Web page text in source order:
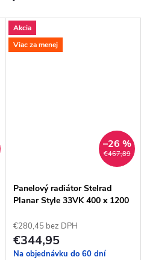
Akcia
Viac za menej
€467,89
–26 %
Panelový radiátor Stelrad
Planar Style 33VK 400 x 1200
€280,45 bez DPH
€344,95
Na objednávku do 60 dní